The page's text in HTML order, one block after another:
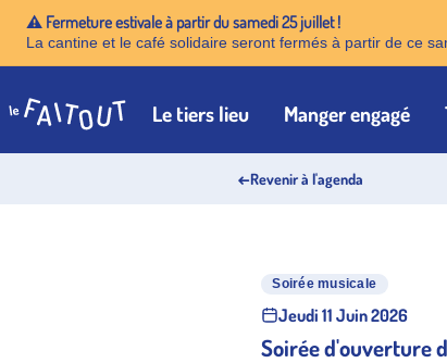
⚠️ Fermeture estivale à partir du samedi 25 juillet !
La cantine et le café solidaire seront fermés à partir de ce
Accueil Le tiers lieu Manger engagé
←Revenir à l'agenda
Soirée musicale
Jeudi 11 Juin 2026
Soirée d'ouverture